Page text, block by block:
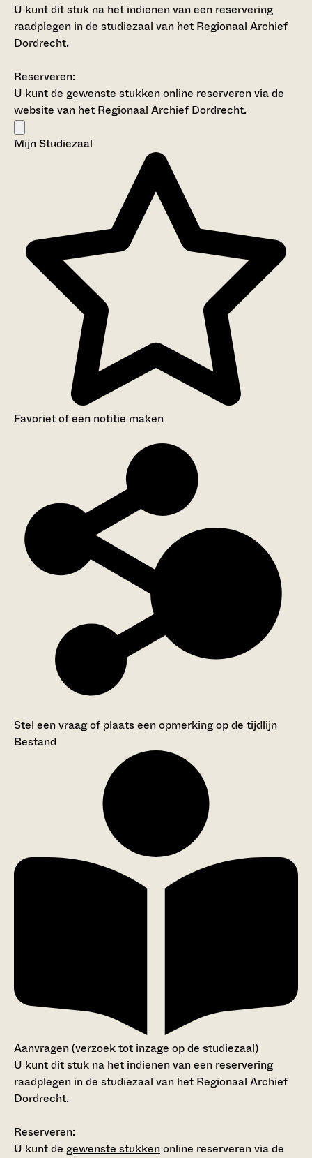
U kunt dit stuk na het indienen van een reservering
raadplegen in de studiezaal van het Regionaal Archief
Dordrecht.
Reserveren:
U kunt de gewenste stukkenonline reserveren via de
website van het Regionaal Archief Dordrecht.
Mijn Studiezaal
Favoriet of een notitie maken
Stel een vraag of plaats een opmerking op de tijdlijn
Bestand
Aanvragen (verzoek tot inzage op de studiezaal)
U kunt dit stuk na het indienen van een reservering
raadplegen in de studiezaal van het Regionaal Archief
Dordrecht.
Reserveren:
U kunt de gewenste stukkenonline reserveren via de